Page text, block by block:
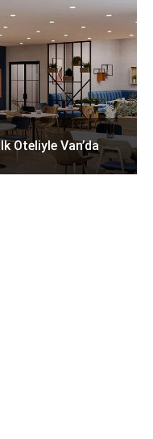
Oteliyle Van’da